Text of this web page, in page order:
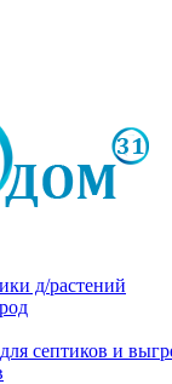
д/растений
септиков и